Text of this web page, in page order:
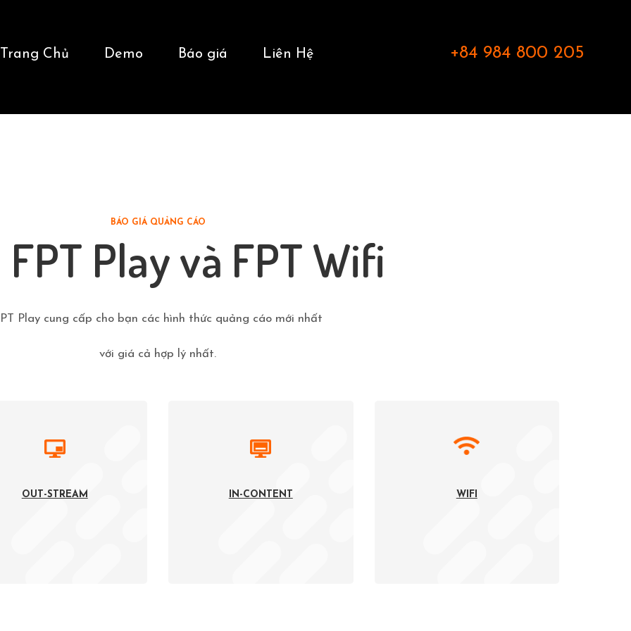
Trang Chủ Demo Báo giá Liên Hệ +84 984 800 205
BÁO GIÁ QUẢNG CÁO
Play và FPT Wifi
Play cung cấp cho bạn các hình thức quảng cáo mới nhất
với giá cả hợp lý nhất.
OUT-STREAM IN-CONTENT WIFI